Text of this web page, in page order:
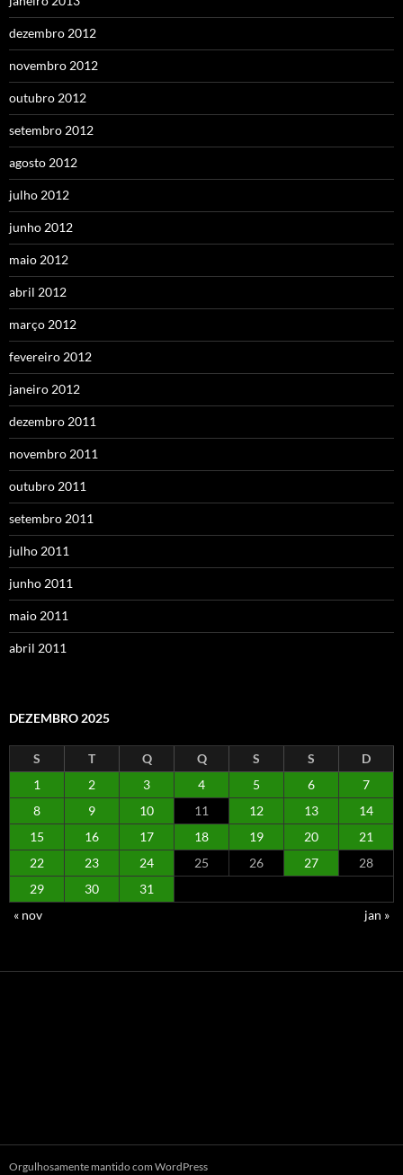
dezembro 2012
novembro 2012
outubro 2012
setembro 2012
agosto 2012
julho 2012
junho 2012
maio 2012
abril 2012
março 2012
fevereiro 2012
janeiro 2012
dezembro 2011
novembro 2011
outubro 2011
setembro 2011
julho 2011
junho 2011
maio 2011
abril 2011
DEZEMBRO 2025
S T Q Q S S
D
1
2 3 4 5 6
7
8
9 10 11 12 13
14
15
16 17 18 19 20
21
22
23 24 25 26 27
28
29
30
31
« nov
jan »
Orgulhosamente mantido com WordPress